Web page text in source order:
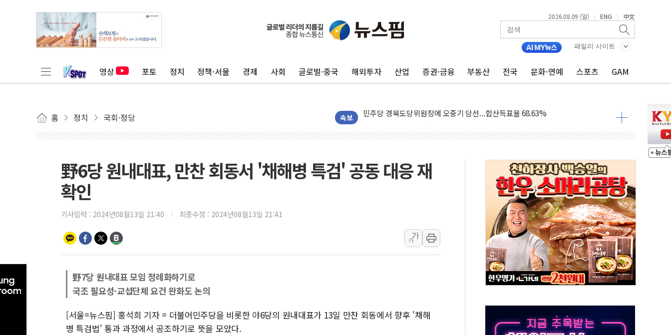
2026.08.09 (일) | ENG | 中文
패밀리 사이트
영상 포토 정치 정책·서울 경제 사회 글로벌·중국 해외투자 산업 증권·금융 부동산 전국 문화·연예 스포츠 GAM
홈 정치 국회·정당 속보
평택 진위면 공장서 질식사고 발생…작업자 1명 숨져
상주 낙동강 선착장 하류서 50대 숨진 채 발견...경찰, 조사 중
[종합] 김민석, 정청래에 누적 '1.48%p' 차 선두 유지...金 46.01% vs 鄭 44.53%
인천서 말다툼 중 어머니 살해 10대 구속…범행 후 반려견도 죽여
김민석, 강원·대구·경북 경선서 정청래에 승리…金 48.54% vs 鄭 44.40%
[속보] 민주, 경북 경선 결과 발표...김민석 47.37% 정청래 45.71% 송영길 6.92%
[속보] 민주, 대구 경선 결과 발표...정청래 47.82% 김민석 46.35% 송영길 5.83%
[속보] 민주, 강원 경선 결과 발표...김민석 50.30% 정청래 41.94% 송영길 7.76%
정재헌 CEO, SKT 장기고객 400명 맞이…"마음 잇는 시간 되길"
최태원, 노소영에 9440억 지급 확정되나…재상고 앞두고 막판 셈법
하나금융, 명동 소상공인에 '행복상자' 전달
인천시 광복절 현수막 '태극기 거꾸로' 논란…이틀만에 철거
병무청, 보충역 전면 손질… 예술·체육요원 최대 33% 감축
홈플러스發 대형마트 판매, 역대 최대폭 감소한 9.4%↓…유통업계 양극화 심화
'호우·산사태 주의보' 울진 시간당 30mm 강한 비...호우 피해 없어
여야, 황희 '버스 하우스' 공방…野 "청년 우롱 기괴" vs 與 "송구한 해프닝"
野6당 원내대표, 만찬 회동서 '채해병 특검' 공동 대응 재
확인
기사입력 : 2024년08월13일 21:40 최종수정 : 2024년08월13일 21:41
가
가
野7당 원내대표 모임 정례화하기로
국조 필요성·교섭단체 요건 완화도 논의
[서울=뉴스핌] 홍석희 기자 = 더불어민주당을 비롯한 야6당의 원내대표가 13일 만찬 회동에서 향후 '채해
병 특검법' 통과 과정에서 공조하기로 뜻을 모았다.